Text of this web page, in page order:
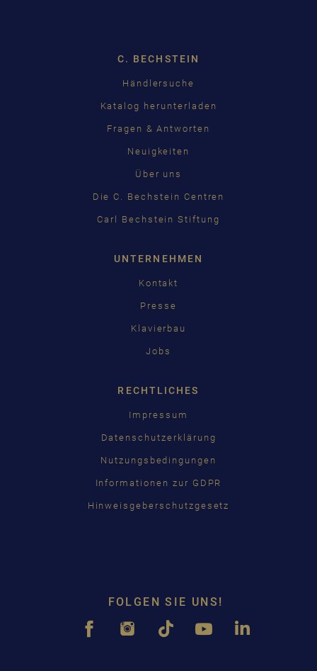
C. BECHSTEIN
Händlersuche
Katalog herunterladen
Fragen & Antworten
Neuigkeiten
Über uns
Die C. Bechstein Centren
Carl Bechstein Stiftung
UNTERNEHMEN
Kontakt
Presse
Klavierbau
Jobs
RECHTLICHES
Impressum
Datenschutzerklärung
Nutzungsbedingungen
Informationen zur GDPR
Hinweisgeberschutzgesetz
FOLGEN SIE UNS!